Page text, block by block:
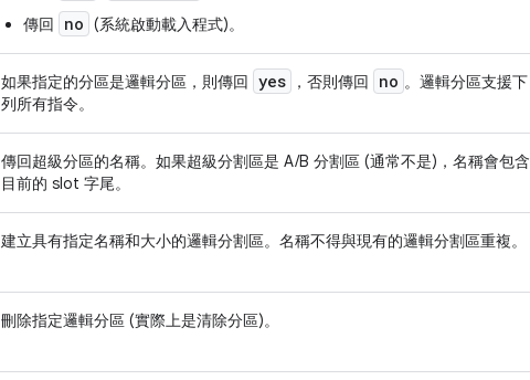
傳回
no (系統啟動載入程式)。
如果指定的分區是邏輯分區，則傳回 yes ，否則傳回 no 。邏輯分區支援下
列所有指令。
傳回超級分區的名稱。如果超級分割區是 A/B 分割區 (通常不是)，名稱會包含
目前的 slot 字尾。
建立具有指定名稱和大小的邏輯分割區。名稱不得與現有的邏輯分割區重複。
刪除指定邏輯分區 (實際上是清除分區)。